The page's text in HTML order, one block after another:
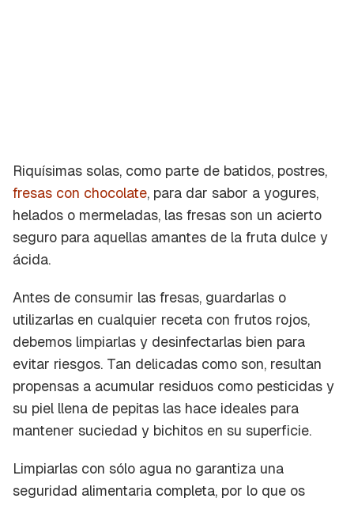
Riquísimas solas, como parte de batidos, postres,
fresas con chocolate, para dar sabor a yogures,
helados o mermeladas, las fresas son un acierto
seguro para aquellas amantes de la fruta dulce y
ácida.
Antes de consumir las fresas, guardarlas o
utilizarlas en cualquier receta con frutos rojos,
debemos limpiarlas y desinfectarlas bien para
evitar riesgos. Tan delicadas como son, resultan
propensas a acumular residuos como pesticidas y
su piel llena de pepitas las hace ideales para
mantener suciedad y bichitos en su superficie.
Limpiarlas con sólo agua no garantiza una
seguridad alimentaria completa, por lo que os